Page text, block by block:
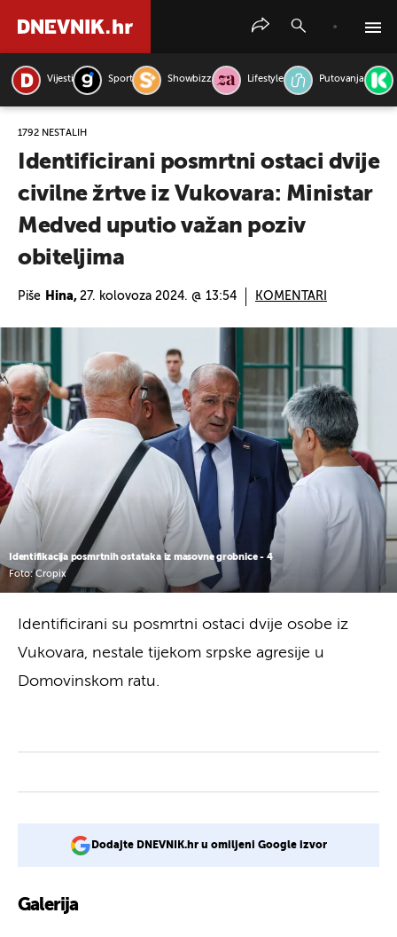
Vijesti Sport Showbizz Lifestyle Putovanja
1792 NESTALIH
Identificirani posmrtni ostaci dvije
civilne žrtve iz Vukovara: Ministar
Medved uputio važan poziv
obiteljima
Piše Hina, 27. kolovoza 2024. @ 13:54 KOMENTARI
Identifikacija posmrtnih ostataka iz masovne grobnice - 4
Foto: Cropix
Identificirani su posmrtni ostaci dvije osobe iz
Vukovara, nestale tijekom srpske agresije u
Domovinskom ratu.
Dodajte DNEVNIK.hr u omiljeni Google izvor
Galerija
PRETRAŽITE VIJESTI